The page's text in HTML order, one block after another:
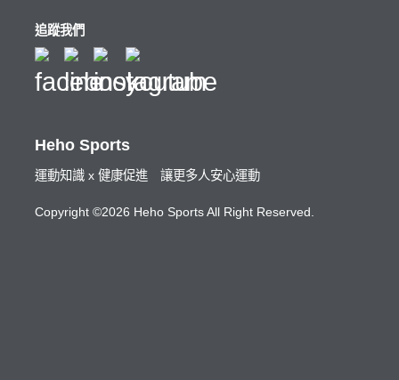
Heho Sports
運動知識 x 健康促進 讓更多人安心運動
Copyright ©2026 Heho Sports All Right Reserved.
追蹤我們